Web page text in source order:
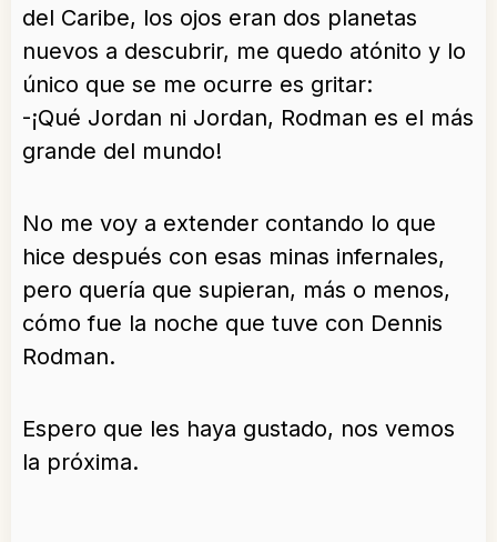
del Caribe, los ojos eran dos planetas
nuevos a descubrir, me quedo atónito y lo
único que se me ocurre es gritar:
-¡Qué Jordan ni Jordan, Rodman es el más
grande del mundo!
No me voy a extender contando lo que
hice después con esas minas infernales,
pero quería que supieran, más o menos,
cómo fue la noche que tuve con Dennis
Rodman.
Espero que les haya gustado, nos vemos
la próxima.